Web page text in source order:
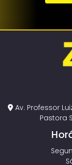
Av. Professor
Pastora